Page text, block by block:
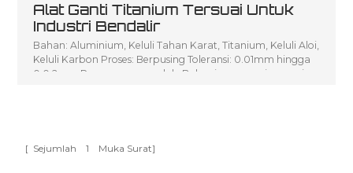
Alat Ganti Titanium Tersuai Untuk
Industri Bendalir
Bahan: Aluminium, Keluli Tahan Karat, Titanium, Keluli Aloi,
Keluli Karbon Proses: Berpusing Toleransi: 0.01mm hingga
0.0 2mm Penerangan produk: Bahagian pemusing mesin
[ Sejumlah 1 Muka Surat]